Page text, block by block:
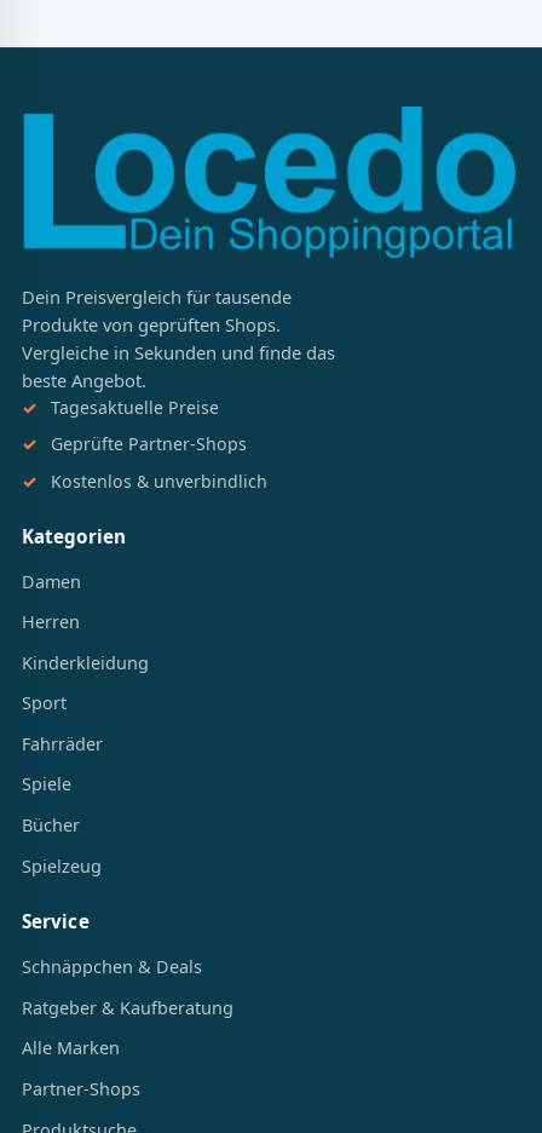
Dein Preisvergleich für tausende
Produkte von geprüften Shops.
Vergleiche in Sekunden und finde das
beste Angebot.
Tagesaktuelle Preise
Geprüfte Partner-Shops
Kostenlos & unverbindlich
Kategorien
Damen
Herren
Kinderkleidung
Sport
Fahrräder
Spiele
Bücher
Spielzeug
Service
Schnäppchen & Deals
Ratgeber & Kaufberatung
Alle Marken
Partner-Shops